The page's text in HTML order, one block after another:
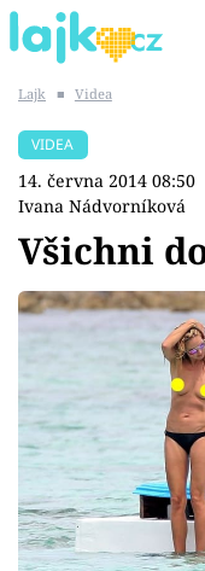
SHOPAHOLICADEL
Témata
Showbyznys
Youtubeři
Virály
Sex a vztahy
Lajk ■ Videa
VIDEA
14. června 2014 08:50
Ivana Nádvorníková
Všichni